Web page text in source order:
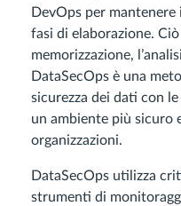
DevOps per
fasi di elaborazione.
memorizzazione,
DataSecOps è una
sicurezza dei dati con
un ambiente più sicuro
organizzazioni.
DataSecOps utilizza
strumenti di